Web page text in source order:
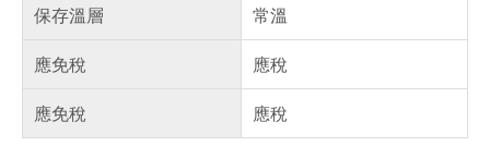
保存溫層
常溫
應免稅
應稅
應免稅
應稅